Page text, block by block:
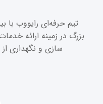
بزرگ در زمینه ارائه
سازی و نگهداری